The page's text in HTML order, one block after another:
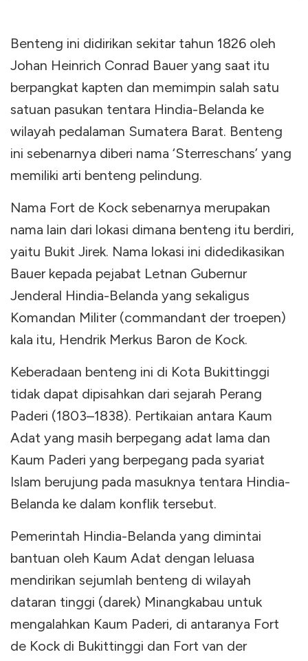
Benteng ini didirikan sekitar tahun 1826 oleh
Johan Heinrich Conrad Bauer yang saat itu
berpangkat kapten dan memimpin salah satu
satuan pasukan tentara Hindia-Belanda ke
wilayah pedalaman Sumatera Barat. Benteng
ini sebenarnya diberi nama ‘Sterreschans’ yang
memiliki arti benteng pelindung.
Nama Fort de Kock sebenarnya merupakan
nama lain dari lokasi dimana benteng itu berdiri,
yaitu Bukit Jirek. Nama lokasi ini didedikasikan
Bauer kepada pejabat Letnan Gubernur
Jenderal Hindia-Belanda yang sekaligus
Komandan Militer (commandant der troepen)
kala itu, Hendrik Merkus Baron de Kock.
Keberadaan benteng ini di Kota Bukittinggi
tidak dapat dipisahkan dari sejarah Perang
Paderi (1803–1838). Pertikaian antara Kaum
Adat yang masih berpegang adat lama dan
Kaum Paderi yang berpegang pada syariat
Islam berujung pada masuknya tentara Hindia-
Belanda ke dalam konflik tersebut.
Pemerintah Hindia-Belanda yang dimintai
bantuan oleh Kaum Adat dengan leluasa
mendirikan sejumlah benteng di wilayah
dataran tinggi (darek) Minangkabau untuk
mengalahkan Kaum Paderi, di antaranya Fort
de Kock di Bukittinggi dan Fort van der